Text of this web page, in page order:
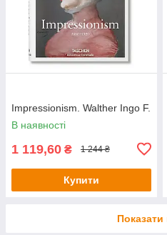
Impressionism. Walther Ingo F.
В наявності
1 119,60 ₴ 1 244 ₴
Купити